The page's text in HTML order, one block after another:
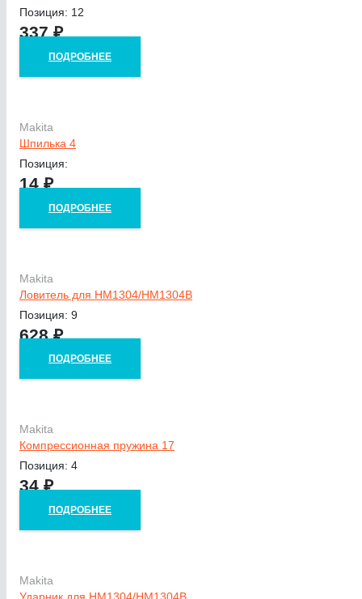
Позиция: 12
337₽
ПОДРОБНЕЕ
Makita
Шпилька 4
Позиция:
14₽
ПОДРОБНЕЕ
Makita
Ловитель для HM1304/HM1304B
Позиция: 9
628₽
ПОДРОБНЕЕ
Makita
Компрессионная пружина 17
Позиция: 4
34₽
ПОДРОБНЕЕ
Makita